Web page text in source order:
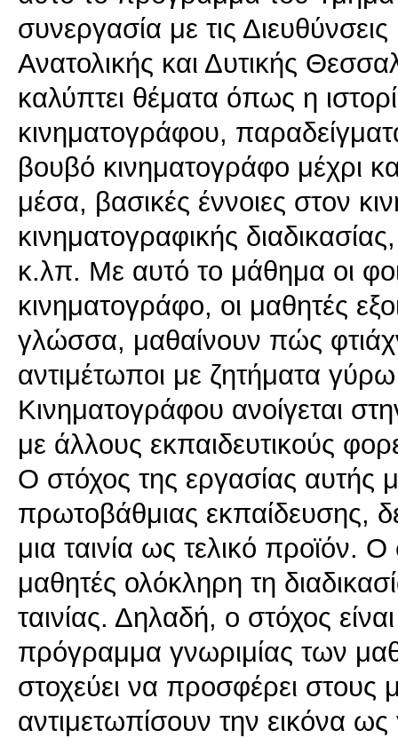
συνεργασία με τις
Ανατολικής και Δυτικής
καλύπτει θέματα όπως η
κινηματογράφου,
βουβό κινηματογράφο μέχρι
μέσα, βασικές έννοιες στον
κινηματογραφικής
κ.λπ. Με αυτό το μάθημα οι
κινηματογράφο, οι μαθητές
γλώσσα, μαθαίνουν πώς
αντιμέτωποι με ζητήματα
Κινηματογράφου ανοίγεται
με άλλους εκπαιδευτικούς
Ο στόχος της εργασίας αυτής
πρωτοβάθμιας εκπαίδευσης,
μια ταινία ως τελικό προϊόν.
μαθητές ολόκληρη τη
ταινίας. Δηλαδή, ο στόχος
πρόγραμμα γνωριμίας των
στοχεύει να προσφέρει στους
αντιμετωπίσουν την εικόνα